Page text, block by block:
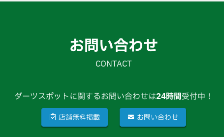
お問い合わせ
CONTACT
ダーツスポットに関するお問い合わせは24時間受付中！
店舗無料掲載 お問い合わせ